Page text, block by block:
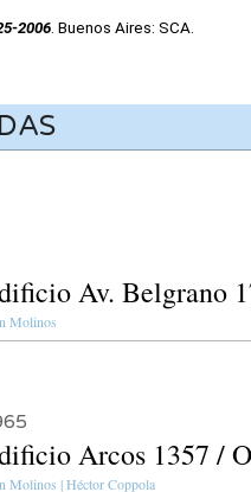
2006. Buenos Aires: SCA.
Av. Belgrano
Molinos
Arcos 1357 /
Molinos | Héctor Coppola